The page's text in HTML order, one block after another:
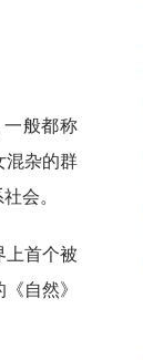
般都称
混杂的群
会。
上首个被
自然》